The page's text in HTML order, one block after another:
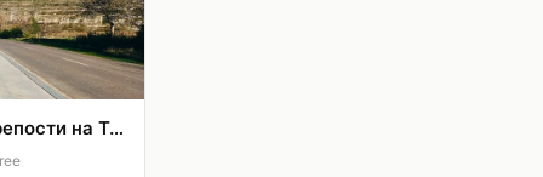
Смотровая площадка у Крепости на Требужены